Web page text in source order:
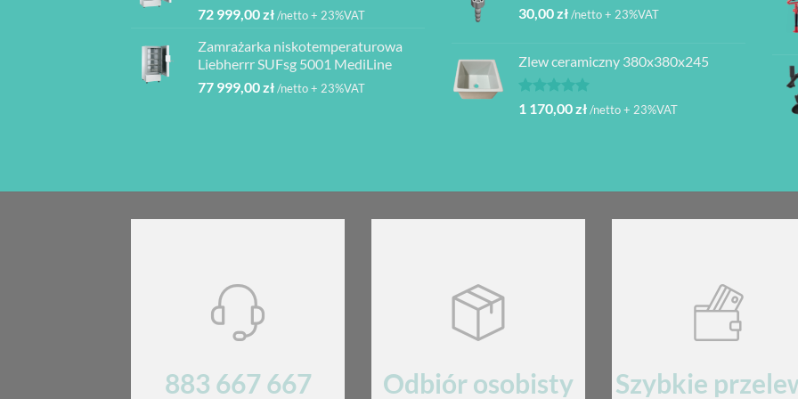
72 999,00zł/netto + 23%VAT
Zamrażarka niskotemperaturowa
Liebherrr SUFsg 5001 MediLine
77 999,00zł/netto + 23%VAT
30,00zł/netto + 23%VAT
Zlew ceramiczny 380x380x245
Oceniono
na 5
1 170,00zł/netto + 23%VAT
883 667 667 Odbiór osobisty Szybkie